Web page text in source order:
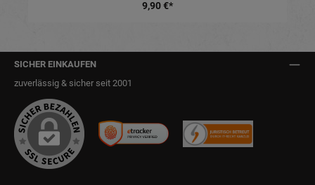
9,90 €*
SICHER EINKAUFEN
zuverlässig & sicher seit 2001